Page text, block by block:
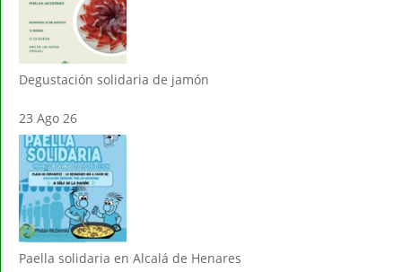
Degustación solidaria de jamón
23 Ago 26
Paella solidaria en Alcalá de Henares